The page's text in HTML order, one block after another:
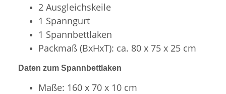
2 Ausgleichskeile
1 Spanngurt
1 Spannbettlaken
Packmaß (BxHxT): ca. 80 x 75 x 25 cm
Daten zum Spannbettlaken
Maße: 160 x 70 x 10 cm